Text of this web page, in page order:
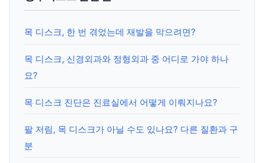
목 디스크, 한 번 겪었는데 재발을 막으려면?
목 디스크, 신경외과와 정형외과 중 어디로 가야 하나
요?
목 디스크 진단은 진료실에서 어떻게 이뤄지나요?
팔 저림, 목 디스크가 아닐 수도 있나요? 다른 질환과 구
분